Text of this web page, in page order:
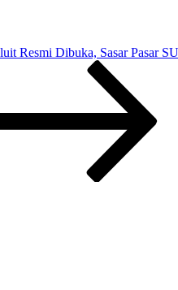
Resmi Dibuka, Sasar Pasar